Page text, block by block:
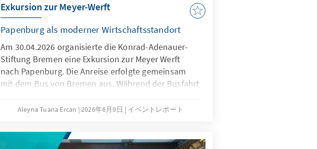
Exkursion zur Meyer-Werft
Papenburg als moderner Wirtschaftsstandort
Am 30.04.2026 organisierte die Konrad-Adenauer-
Stiftung Bremen eine Exkursion zur Meyer Werft
nach Papenburg. Die Anreise erfolgte gemeinsam
mit dem Bus von Bremen aus. Während der Busfahrt
erste Informationen zur Meyer Werft. Er erklärte,
Kreuzfahrtschiffe für internationale Reedereien baut,
die eine Größe von mehreren Fußballfeldern
Aleyna Tuana Ercan 2026年6月9日 イベントレポート